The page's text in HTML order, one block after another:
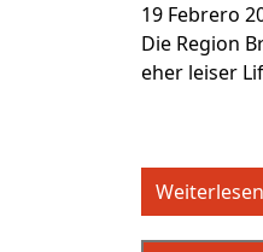
19 Febrero
Die Region
eher leiser
Weiterlesen